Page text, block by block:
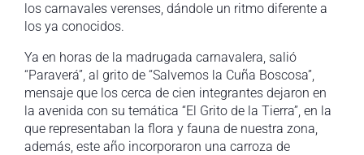
los carnavales verenses, dándole un ritmo diferente a
los ya conocidos.
Ya en horas de la madrugada carnavalera, salió
“Paraverá”, al grito de “Salvemos la Cuña Boscosa”,
mensaje que los cerca de cien integrantes dejaron en
la avenida con su temática “El Grito de la Tierra”, en la
que representaban la flora y fauna de nuestra zona,
además, este año incorporaron una carroza de